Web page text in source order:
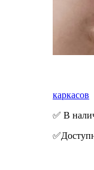
каркасов
✅ В